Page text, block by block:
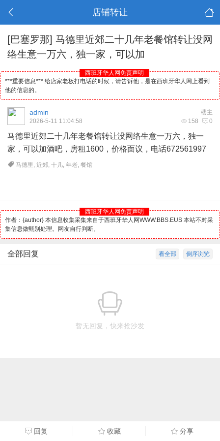
店铺转让
[巴塞罗那] 马德里近郊二十几年老餐馆转让没网
络生意一万六，独一家，可以加
西班牙华人网免责声明
***重要信息*** 给店家老板打电话的时候，请告诉他，是在西班牙华人网上看到
他的信息的。
楼主
admin
158 0
2026-5-11 11:04:58
马德里近郊二十几年老餐馆转让没网络生意一万六，独一
家，可以加酒吧 ，房租1600，价格面议，电话672561997
马德里 ,近郊,十几,年老,餐馆
西班牙华人网免责声明
作者：{author} 本信息收集采集来自于西班牙华人网WWW.BBS.EUS 本站不对采
集信息做甄别处理。网友自行判断。
倒序浏览
看全部
全部回复
暂无回复，快来抢沙发
回复 收藏 分享